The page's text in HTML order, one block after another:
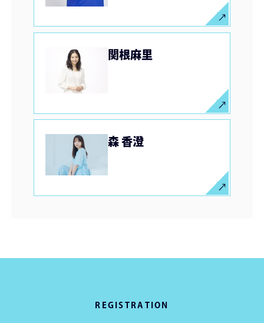
関根麻里
森 香澄
REGISTRATION